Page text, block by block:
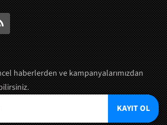
haberlerden ve kampanyalarımızdan
KAYIT OL